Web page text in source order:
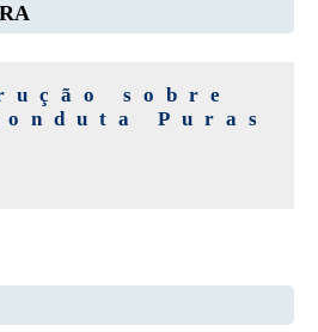
sobre
Puras